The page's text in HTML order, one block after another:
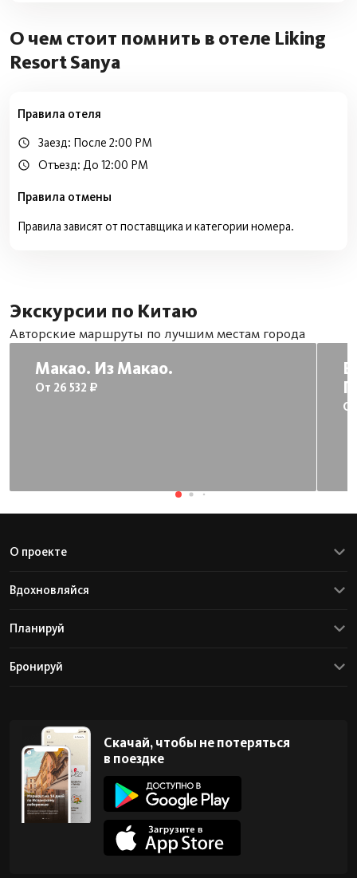
О чем стоит помнить в отеле Liking
Resort Sanya
Правила отеля
Заезд: После 2:00 PM
Отъезд: До 12:00 PM
Правила отмены
Правила зависят от поставщика и категории номера.
Экскурсии по Китаю
Авторские маршруты по лучшим местам города
Макао. Из Макао.
От 26 532 ₽
О проекте
Вдохновляйся
Планируй
Бронируй
Скачай, чтобы не потеряться
в поездке